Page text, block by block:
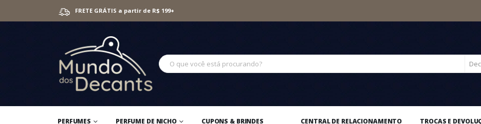
FRETE GRÁTIS a partir de R$ 199+
PERFUMES PERFUME DE NICHO CUPONS & BRINDES CENTRAL DE RELACIONAMENTO TROCAS E